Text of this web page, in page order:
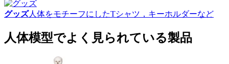
グッズ人体をモチーフにしたTシャツ，キーホルダーなど
人体模型でよく見られている製品